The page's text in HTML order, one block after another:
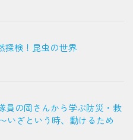
探検！昆虫の世界
員の岡さんから学ぶ防災・救
いざという時、動けるため